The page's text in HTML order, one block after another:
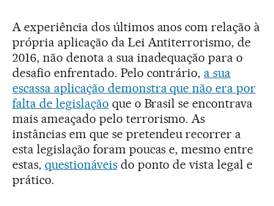
A experiência dos últimos anos com relação à
própria aplicação da Lei Antiterrorismo, de
2016, não denota a sua inadequação para o
desafio enfrentado. Pelo contrário, a sua
escassa aplicação demonstra que não era por
falta de legislação que o Brasil se encontrava
mais ameaçado pelo terrorismo. As
instâncias em que se pretendeu recorrer a
esta legislação foram poucas e, mesmo entre
estas, questionáveisdo ponto de vista legal e
prático.